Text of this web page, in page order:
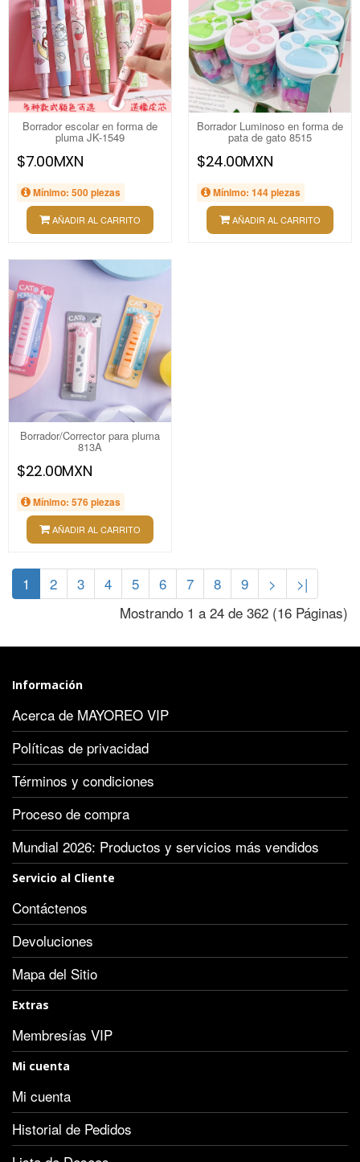
Borrador escolar en forma de
pluma JK-1549
$7.00MXN
Mínimo: 500 piezas
AÑADIR AL CARRITO
Borrador Luminoso en forma de
pata de gato 8515
$24.00MXN
Mínimo: 144 piezas
AÑADIR AL CARRITO
Borrador/Corrector para pluma
813A
$22.00MXN
Mínimo: 576 piezas
AÑADIR AL CARRITO
1 2 3 4 5 6 7 8 9 >
>|
Mostrando 1 a 24 de 362 (16 Páginas)
Información
Acerca de MAYOREO VIP
Políticas de privacidad
Términos y condiciones
Proceso de compra
Mundial 2026: Productos y servicios más vendidos
Servicio al Cliente
Contáctenos
Devoluciones
Mapa del Sitio
Extras
Membresías VIP
Mi cuenta
Mi cuenta
Historial de Pedidos